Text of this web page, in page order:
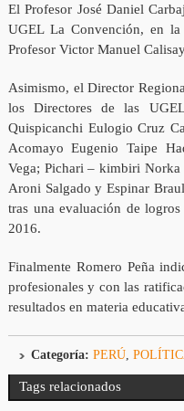
El Profesor José Daniel
UGEL La Convención, en
Profesor Victor Manuel
Asimismo, el Director
los Directores de las
Quispicanchi Eulogio Cruz
Acomayo Eugenio Taipe
Vega; Pichari – kimbiri Norka
Aroni Salgado y Espinar
tras una evaluación de
2016.
Finalmente Romero Peña
profesionales y con las
resultados en materia
Categoría: PERÚ,
Tags relacionados